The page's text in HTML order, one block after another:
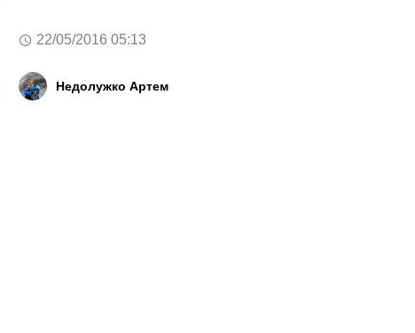
22/05/2016 05:13
Недолужко Артем